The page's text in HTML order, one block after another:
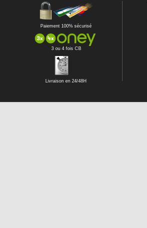
Paiement 100% sécurisé
3 ou 4 fois CB
Livraison en 24/48H